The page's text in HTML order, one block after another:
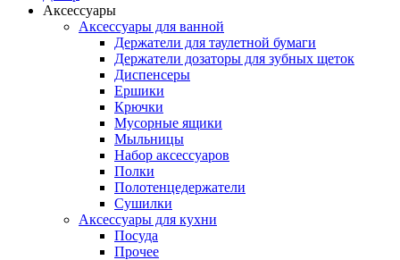
Аксессуары
Аксессуары для ванной
Держатели для таулетной бумаги
Держатели дозаторы для зубных щеток
Диспенсеры
Ершики
Крючки
Мусорные ящики
Мыльницы
Набор аксессуаров
Полки
Полотенцедержатели
Сушилки
Аксессуары для кухни
Посуда
Прочее